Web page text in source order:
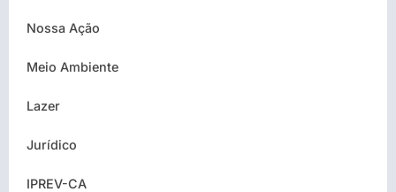
Nossa Ação
Meio Ambiente
Lazer
Jurídico
IPREV-CA